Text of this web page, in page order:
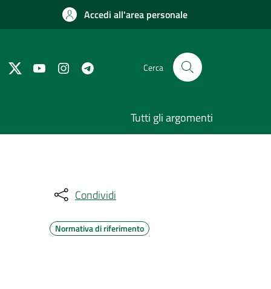
Accedi all'area personale
Cerca
Tutti gli argomenti
Condividi
Normativa di riferimento